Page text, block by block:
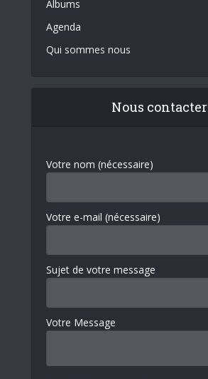
Albums
Agenda
Qui sommes nous
Nous contacter
Votre nom (nécessaire)
Votre e-mail (nécessaire)
Sujet de votre message
Votre Message